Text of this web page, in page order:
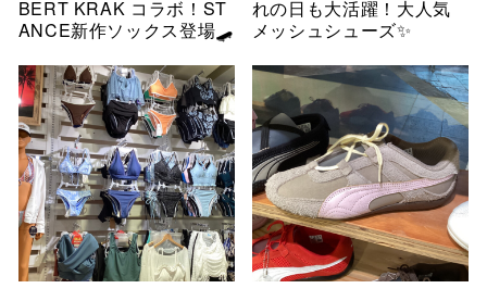
BERT KRAK コラボ！ST
ANCE新作ソックス登場🛹
れの日も大活躍！大人気
メッシュシューズ✨